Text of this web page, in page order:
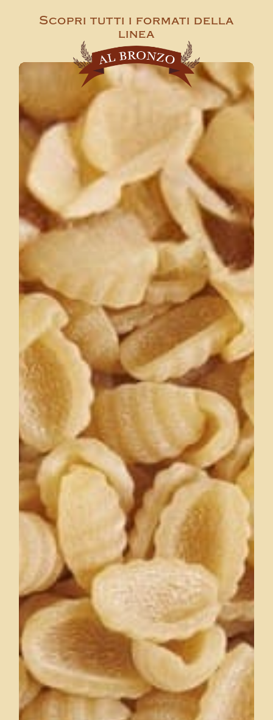
Scopri tutti i formati della
linea